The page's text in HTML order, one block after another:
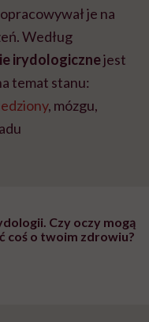
je na
Według
irydologicznejest
temat stanu:
, mózgu,
Czy oczy mogą
coś o twoim zdrowiu?